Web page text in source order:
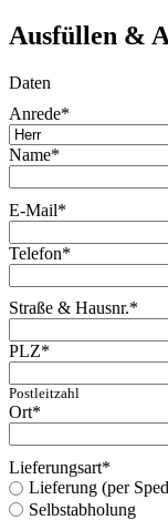
Ausfüllen &
Daten
Anrede*
Name*
E-Mail*
Telefon*
Straße & Hausnr.*
PLZ*
Postleitzahl
Ort*
Lieferungsart*
Lieferung (per
Selbstabholung